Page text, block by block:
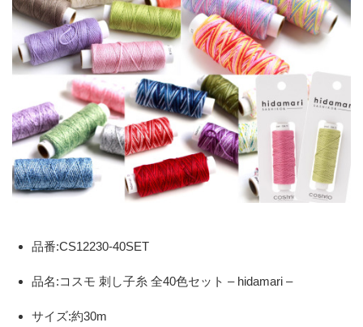
品番:CS12230-40SET
品名:コスモ 刺し子糸 全40色セット – hidamari –
サイズ:約30m